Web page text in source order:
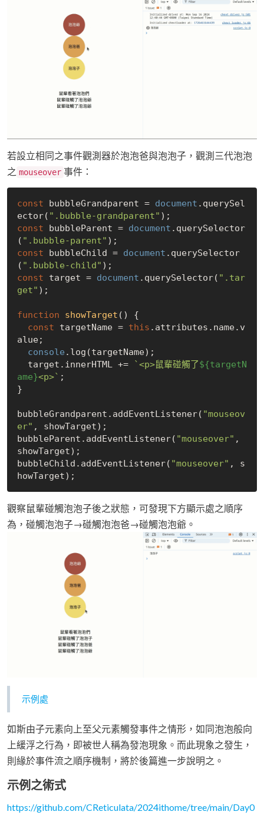
若設立相同之事件觀測器於泡泡爸與泡泡子，觀測三代泡泡
之 mouseover 事件：
const bubbleGrandparent = document .querySel
ector( ".bubble-grandparent"
const bubbleParent = document .querySelector
( ".bubble-parent"
const bubbleChild = document .querySelector
( ".bubble-child"
const target = document .querySelector( ".tar
get" );
function showTarget ( ) {
const targetName = this .attributes.name.v
alue;
console .log(targetName);
  target.innerHTML +=
`<p>鼠輩碰觸了${targetN
ame}<p>` ;
}
bubbleGrandparent.addEventListener( "mouseov
er" , showTarget);
bubbleParent.addEventListener( "mouseover" ,
showTarget);
bubbleChild.addEventListener( "mouseover" , s
觀察鼠輩碰觸泡泡子後之狀態，可發現下方顯示處之順序
為，碰觸泡泡子→碰觸泡泡爸→碰觸泡泡爺。
示例處
如斯由子元素向上至父元素觸發事件之情形，如同泡泡般向
上緩浮之行為，即被世人稱為發泡現象。而此現象之發生，
則緣於事件流之順序機制，將於後篇進一步說明之。
示例之術式
https://github.com/CReticulata/2024ithome/tree/main/Day0